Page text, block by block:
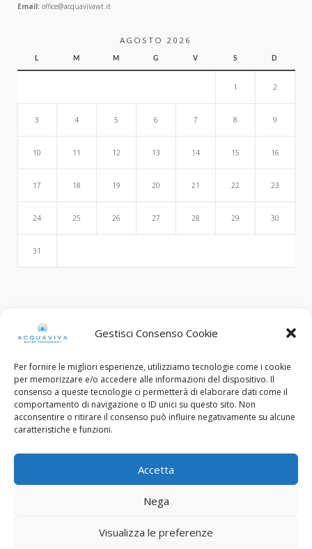
Gestisci Consenso Cookie
Per fornire le migliori esperienze, utilizziamo tecnologie come i cookie
per memorizzare e/o accedere alle informazioni del dispositivo. Il
consenso a queste tecnologie ci permetterà di elaborare dati come il
comportamento di navigazione o ID unici su questo sito. Non
acconsentire o ritirare il consenso può influire negativamente su alcune
caratteristiche e funzioni.
Accetta
Nega
Visualizza le preferenze
Email:office@acquavivawt.it
AGOSTO 2026
L M M G V S D
1 2
3 4 5 6 7 8 9
10 11 12 13 14 15 16
17 18 19 20 21 22 23
24 25 26 27 28 29 30
31
FP Design - Flavio Pellegrini